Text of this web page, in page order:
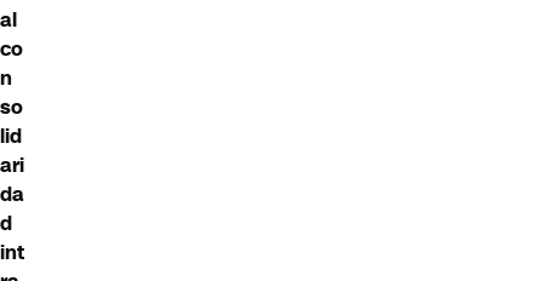
al
co
n
so
lid
ari
da
d
int